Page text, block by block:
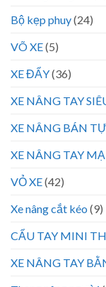
Bộ kẹp phuy(24)
VÕ XE(5)
XE ĐẨY(36)
XE NÂNG TAY
XE NÂNG BÁN
XE NÂNG TAY
VỎ XE(42)
Xe nâng cắt kéo (9)
CẨU TAY MINI
XE NÂNG TAY